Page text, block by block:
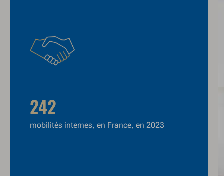
242
mobilités internes, en France, en 2023